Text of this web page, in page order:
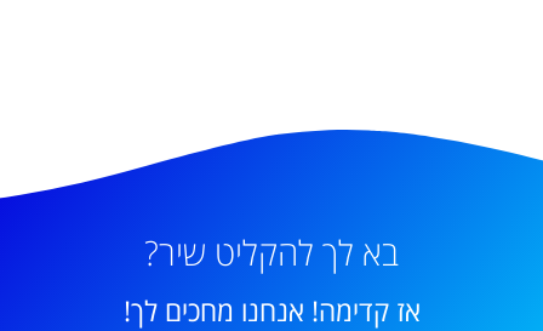
בא לך להקליט שיר?
אז קדימה! אנחנו מחכים לך!